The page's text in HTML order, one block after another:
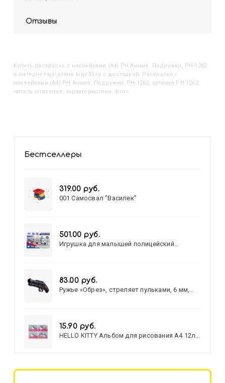
Отзывы
Купить
Раскраска с наклейками (А4) РН Аниме. Подружки, РН-1262
в интернет-магазине kupi35.ru с доставкой. Раскраска с
наклейками (А4) РН Аниме. Подружки, РН-1262, артикул РН-1262:
читать описание, характеристики, фото
Бестселлеры
319.00 руб.
001 Самосвал "Василек"
501.00 руб.
Игрушка для малышей полицейский
83.00 руб.
Ружье «Обрез», стреляет пульками, 6 мм,
15.90 руб.
HELLO KITTY Альбом для рисования А4 12л.